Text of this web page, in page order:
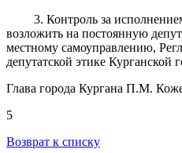
3. Контроль за
возложить на постоянную
местному самоуправлению,
депутатской этике Курганской
Глава города Кургана П.М.
5
Возврат к списку